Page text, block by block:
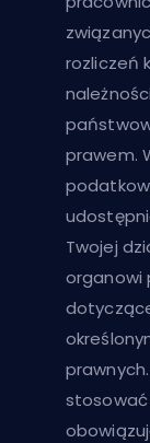
rozliczeń
prawem.
Twojej
organowi
stosować